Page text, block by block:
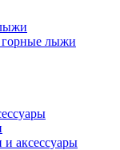
лыжи
аксессуары